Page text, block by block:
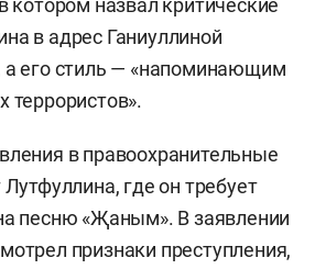
котором назвал критические
в адрес Ганиуллиной
а его стиль — «напоминающим
террористов».
в правоохранительные
где он требует
песню «Җаным». В заявлении
признаки преступления,